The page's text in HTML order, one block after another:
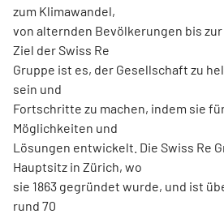
zum Klimawandel,
von alternden Bevölkerungen bis
Ziel der Swiss Re
Gruppe ist es, der Gesellschaft zu
sein und
Fortschritte zu machen, indem sie
Möglichkeiten und
Lösungen entwickelt. Die Swiss Re
Hauptsitz in Zürich, wo
sie 1863 gegründet wurde, und ist
rund 70